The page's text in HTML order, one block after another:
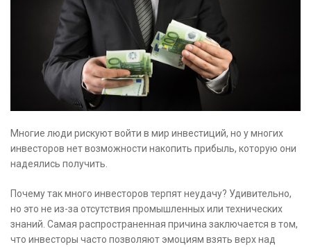
Многие люди рискуют войти в мир инвестиций, но у многих
инвесторов нет возможности накопить прибыль, которую они
надеялись получить.
Почему так много инвесторов терпят неудачу? Удивительно,
но это не из-за отсутствия промышленных или технических
знаний. Самая распространенная причина заключается в том,
что инвесторы часто позволяют эмоциям взять верх над